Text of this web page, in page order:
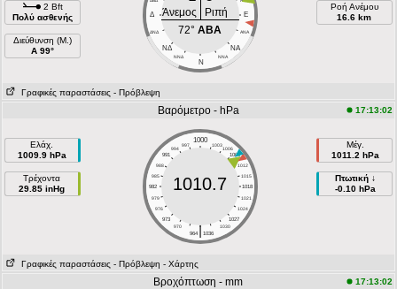
2 Bft
Πολύ ασθενής
Διεύθυνση (Μ.)
Α 99°
Δ E
ΔΝΔ ΑΝΑ
NΔ NA
NNΔ ΝΝΑ
N
Άνεμος
Ριπή
72°ΑΒΑ
Ροή Ανέμου
16.6 km
Γραφικές παραστάσεις - Πρόβλεψη
Βαρόμετρο - hPa 17:13:02
Ελάχ.
1009.9 hPa
Τρέχοντα
29.85 inHg
1000
997 1003
994
1006
991
1009
988
1012
985
1015
982
1018
979
1021
976
1024
973
1027
970
1030
|
964 1036
1010.7
Μέγ.
1011.2 hPa
Πτωτική ↓
-0.10 hPa
Γραφικές παραστάσεις - Πρόβλεψη - Χάρτης
Βροχόπτωση - mm 17:13:02